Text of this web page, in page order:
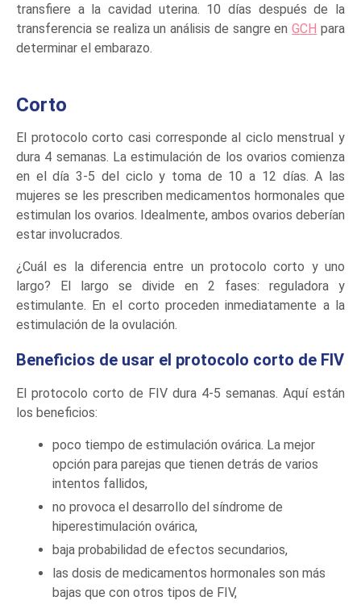
transfiere a la cavidad uterina. 10 días después de la
transferencia se realiza un análisis de sangre enGCH para
determinar el embarazo.
Corto
El protocolo corto casi corresponde al ciclo menstrual y
dura 4 semanas. La estimulación de los ovarios comienza
en el día 3-5 del ciclo y toma de 10 a 12 días. A las
mujeres se les prescriben medicamentos hormonales que
estimulan los ovarios. Idealmente, ambos ovarios deberían
estar involucrados.
¿Cuál es la diferencia entre un protocolo corto y uno
largo? El largo se divide en 2 fases: reguladora y
estimulante. En el corto proceden inmediatamente a la
estimulación de la ovulación.
Beneficios de usar el protocolo corto de FIV
El protocolo corto de FIV dura 4-5 semanas. Aquí están
los beneficios:
poco tiempo de estimulación ovárica. La mejor
opción para parejas que tienen detrás de varios
intentos fallidos,
no provoca el desarrollo del síndrome de
hiperestimulación ovárica,
baja probabilidad de efectos secundarios,
las dosis de medicamentos hormonales son más
bajas que con otros tipos de FIV,